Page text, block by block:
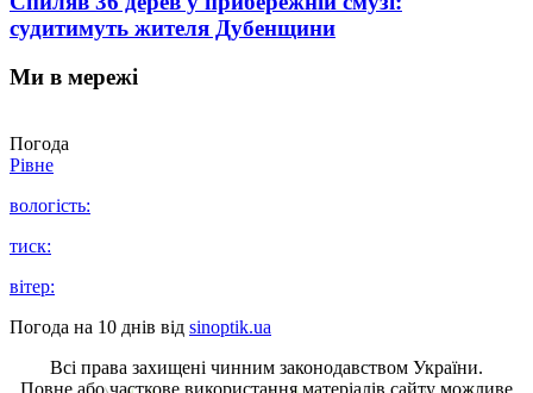
судитимуть жителя Дубенщини
Ми в мережі
Погода
Рівне
вологість:
тиск:
вітер:
Погода на 10 днів від sinoptik.ua
Всі права захищені чинним законодавством України.